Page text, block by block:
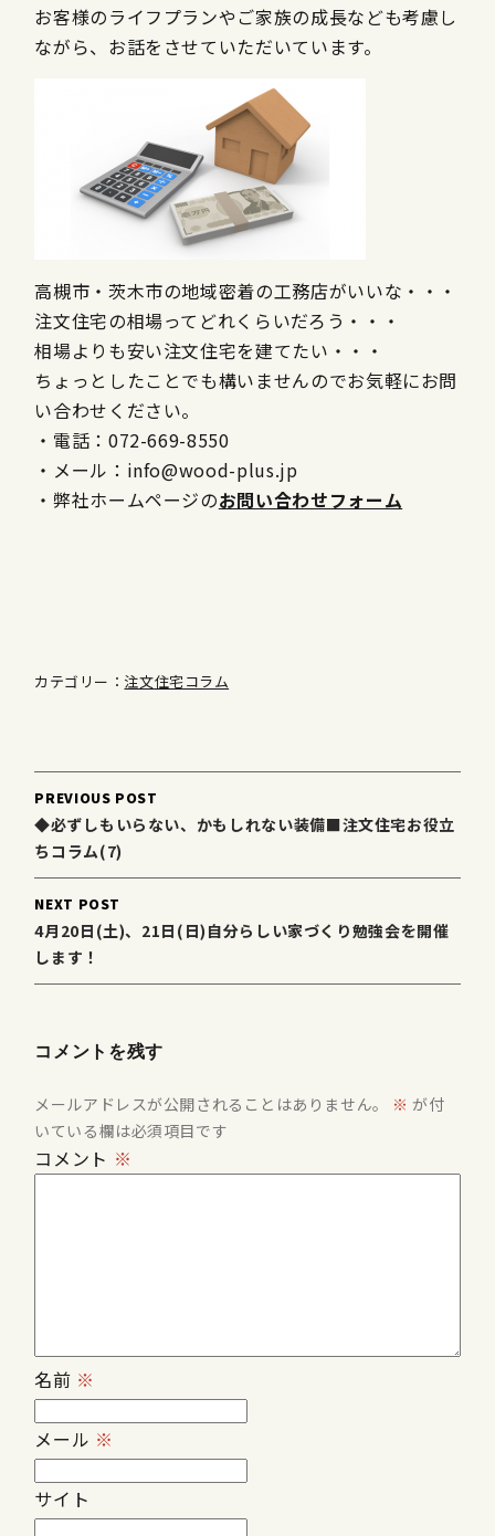
お客様のライフプランやご家族の成長なども考慮し
ながら、お話をさせていただいています。
高槻市・茨木市の地域密着の工務店がいいな・・・
注文住宅の相場ってどれくらいだろう・・・
相場よりも安い注文住宅を建てたい・・・
ちょっとしたことでも構いませんのでお気軽にお問
い合わせください。
・電話：072-669-8550
・メール：info@wood-plus.jp
・弊社ホームページのお問い合わせフォーム
カテゴリー： 注文住宅コラム
Post
navigation
PREVIOUS POST
◆必ずしもいらない、かもしれない装備■注文住宅お役立
ちコラム(7)
NEXT POST
4月20日(土)、21日(日)自分らしい家づくり勉強会を開催
します！
コメントを残す
メールアドレスが公開されることはありません。 ※ が付
いている欄は必須項目です
コメント ※
名前 ※
メール ※
サイト